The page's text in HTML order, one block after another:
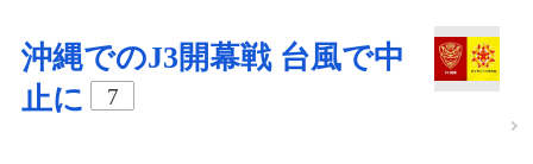
沖縄でのJ3開幕戦 台風で中
止に
7